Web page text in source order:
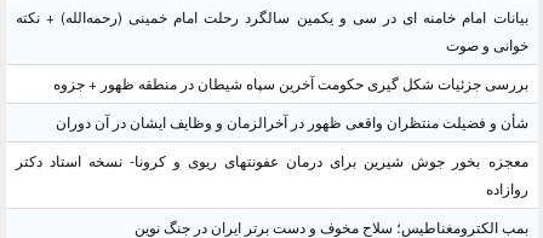
بیانات امام خامنه ای در سی و یکمین سالگرد رحلت امام خمینی (رحمه‌الله) + نکته
خوانی و صوت
بررسی جزئیات شکل گیری حکومت آخرین سپاه شیطان در منطقه ظهور + جزوه
شأن و فضیلت منتظران واقعی ظهور در آخرالزمان و وظایف ایشان در آن دوران
معجزه بخور جوش شیرین برای درمان عفونتهای ریوی و کرونا- نسخه استاد دکتر
روازاده
بمب الکترومغناطیس؛ سلاح مخوف و دست برتر ایران در جنگ نوین